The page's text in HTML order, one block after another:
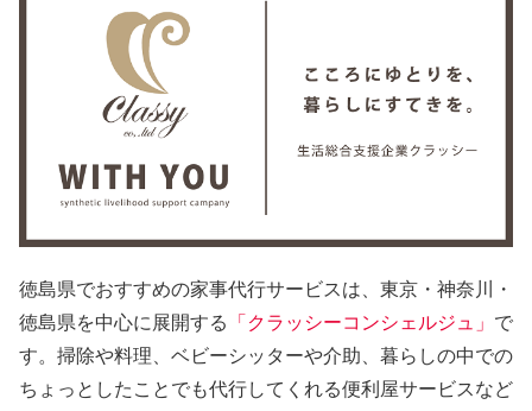
徳島県でおすすめの家事代行サービスは、東京・神奈川・
徳島県を中心に展開する
「クラッシーコンシェルジュ」 で
す。掃除や料理、ベビーシッターや介助、暮らしの中での
ちょっとしたことでも代行してくれる便利屋サービスなど